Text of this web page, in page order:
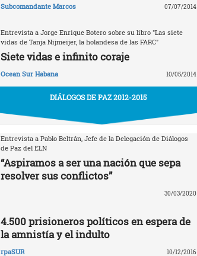
Subcomandante Marcos 07/07/2014
Entrevista a Jorge Enrique Botero sobre su libro "Las siete
vidas de Tanja Nijmeijer, la holandesa de las FARC"
Siete vidas e infinito coraje
Ocean Sur Habana 10/05/2014
DIÁLOGOS DE PAZ 2012-2015
Entrevista a Pablo Beltrán, Jefe de la Delegación de Diálogos
de Paz del ELN
“Aspiramos a ser una nación que sepa
resolver sus conflictos”
30/03/2020
4.500 prisioneros políticos en espera de
la amnistía y el indulto
rpaSUR 10/12/2016